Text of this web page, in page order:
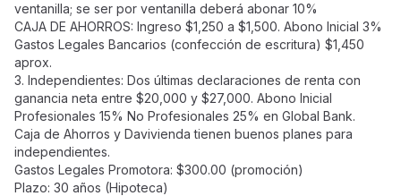
ventanilla; se ser por ventanilla deberá abonar 10%
CAJA DE AHORROS: Ingreso $1,250 a $1,500. Abono Inicial 3%
Gastos Legales Bancarios (confección de escritura) $1,450
aprox.
3. Independientes: Dos últimas declaraciones de renta con
ganancia neta entre $20,000 y $27,000. Abono Inicial
Profesionales 15% No Profesionales 25% en Global Bank.
Caja de Ahorros y Davivienda tienen buenos planes para
independientes.
Gastos Legales Promotora: $300.00 (promoción)
Plazo: 30 años (Hipoteca)